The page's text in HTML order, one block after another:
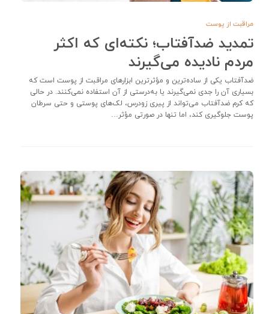
مراقبت از پوست
تمدید ضدآفتاب؛ نکته‌ای که اکثر
مردم نادیده می‌گیرند
ضدآفتاب یکی از ساده‌ترین و مؤثرترین ابزارهای مراقبت از پوست است که
بسیاری آن را جدی نمی‌گیرند یا به‌درستی از آن استفاده نمی‌کنند. در حالی
که کرم ضدآفتاب می‌تواند از پیری زودرس، لک‌های پوستی و حتی سرطان
پوست جلوگیری کند، اما تنها در صورتی مؤثر…